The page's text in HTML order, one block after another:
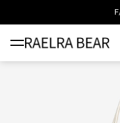
라엘라베